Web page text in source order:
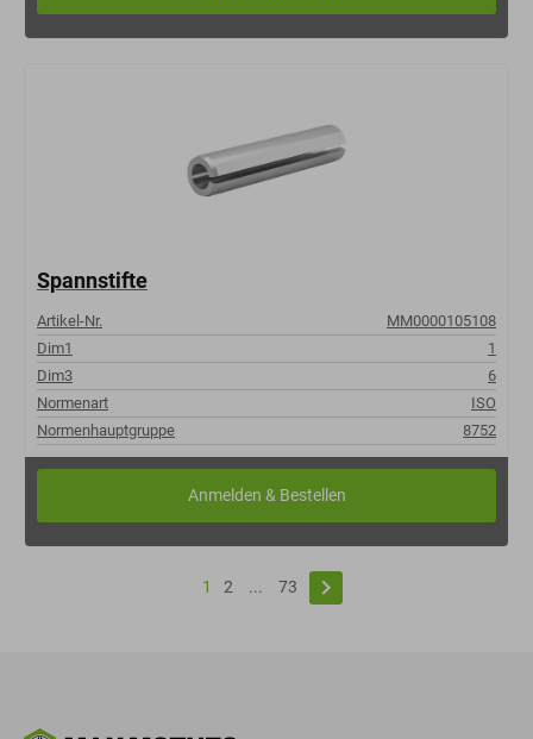
Spannstifte
Artikel-Nr.
MM0000105108
Dim1
1
Dim3
6
Normenart
ISO
Normenhauptgruppe
8752
1 2 ... 73 keyboard_arrow_right